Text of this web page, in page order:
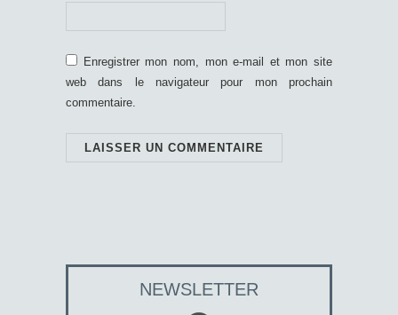
Enregistrer mon nom, mon e-mail et mon site
web dans le navigateur pour mon prochain
commentaire.
NEWSLETTER